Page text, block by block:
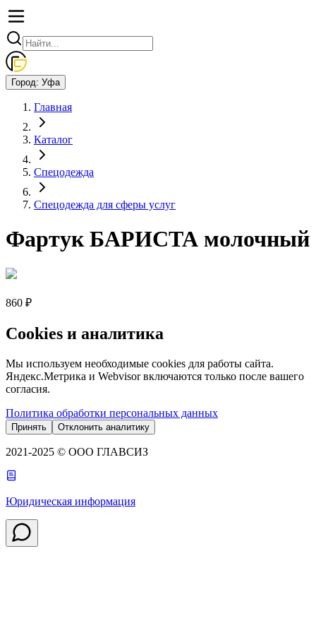
Город: Уфа
Главная
Каталог
Спецодежда
Спецодежда для сферы услуг
Фартук БАРИСТА молочный
860 ₽
Cookies и аналитика
Мы используем необходимые cookies для работы сайта.
Яндекс.Метрика и Webvisor включаются только после вашего
согласия.
Политика обработки персональных данных
Принять Отклонить аналитику
2021-2025 © ООО ГЛАВСИЗ
Юридическая информация